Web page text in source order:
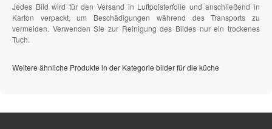
Jedes Bild wird für den Versand in Luftpolsterfolie und anschließend in
Karton verpackt, um Beschädigungen während des Transports zu
vermeiden. Verwenden Sie zur Reinigung des Bildes nur ein trockenes
Tuch.
Weitere ähnliche Produkte in der Kategorie bilder für die küche